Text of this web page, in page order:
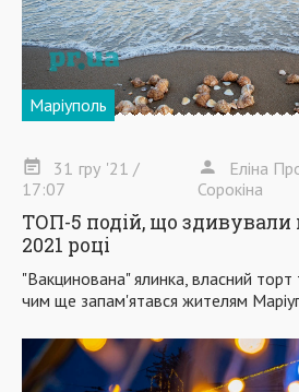
Маріуполь
31 гру '21 /
17:07
Еліна
Сорокіна
ТОП-5 подій, що здивували
2021 році
"Вакцинована" ялинка, власний
чим ще запам'ятався жителям